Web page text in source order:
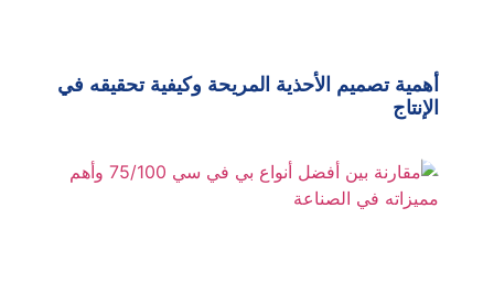
أهمية تصميم الأحذية المريحة وكيفية تحقيقه في
الإنتاج